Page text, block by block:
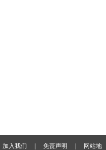
加入我们 免责声明 网站地